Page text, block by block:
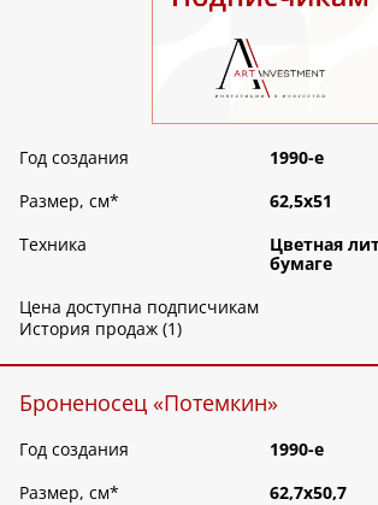
Год создания
1990-е
Размер, см*
62,5х51
Техника
Цветная
бумаге
Цена доступна подписчикам
История продаж (1)
Броненосец «Потемкин»
Год создания
1990-е
Размер, см*
62,7х50,7